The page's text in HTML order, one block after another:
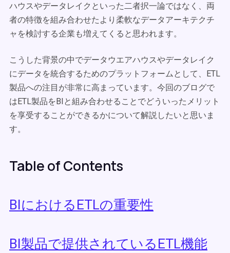
ハウスやデータレイクといった二者択一論ではなく、両
者の特徴を組み合わせたより柔軟なデータアーキテクチ
ャを検討する企業も増えてくると思われます。
こうした背景の中でデータウエアハウスやデータレイク
にデータを統合するためのプラットフォームとして、ETL
製品への注目が非常に高まっています。今回のブログで
はETL製品をBIと組み合わせることでどういったメリット
を享受することができるかについて解説したいと思いま
す。
Table of Contents
BIにおけるETLの重要性
BI製品で提供されているETL機能